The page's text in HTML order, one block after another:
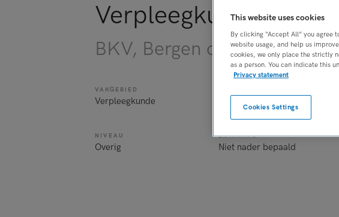
Verpleegkundig
BKV, Bergen op Zoom
VAKGEBIED
Verpleegkunde
NIVEAU
Overig
ERVARING
Niet nader bepaald
This website uses cookies
By clicking “Accept All” you agree
website usage, and help us
cookies, we only place the strictly
as a person. You can indicate this
Privacy statement
Cookies Settings